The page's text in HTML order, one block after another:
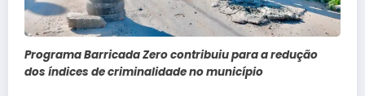
Programa Barricada Zero contribuiu para a redução
dos índices de criminalidade no município